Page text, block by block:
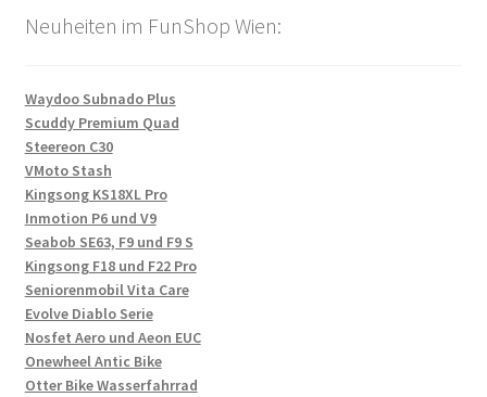
Neuheiten im FunShop Wien:
Waydoo Subnado Plus
Scuddy Premium Quad
Steereon C30
VMoto Stash
Kingsong KS18XL Pro
Inmotion P6 und V9
Seabob SE63, F9 und F9 S
Kingsong F18 und F22 Pro
Seniorenmobil Vita Care
Evolve Diablo Serie
Nosfet Aero und Aeon EUC
Onewheel Antic Bike
Otter Bike Wasserfahrrad